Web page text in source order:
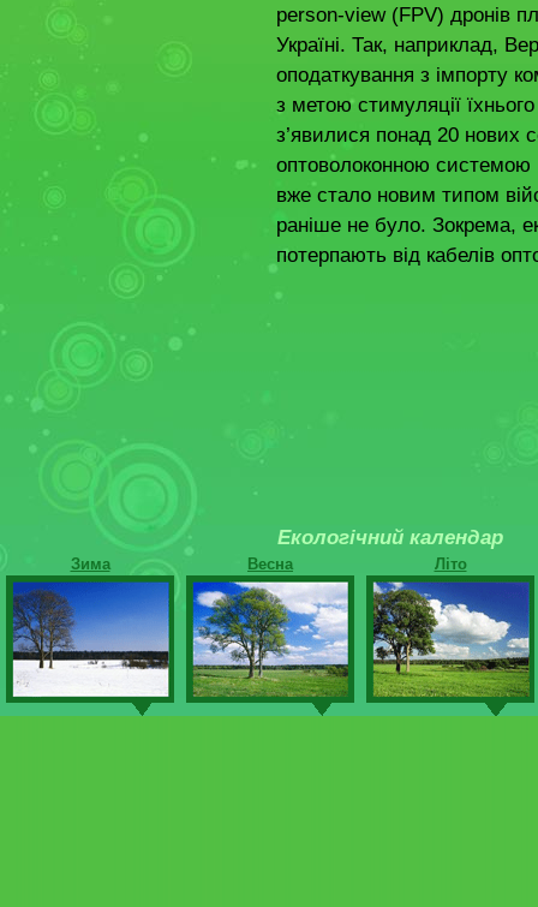
person-view (FPV) дронів
Україні. Так, наприклад,
оподаткування з імпорту
з метою стимуляції
з’явилися понад 20 нових
оптоволоконною системою
вже стало новим типом
раніше не було. Зокрема,
потерпають від кабелів
Екологічний календар
Зима Весна Літо